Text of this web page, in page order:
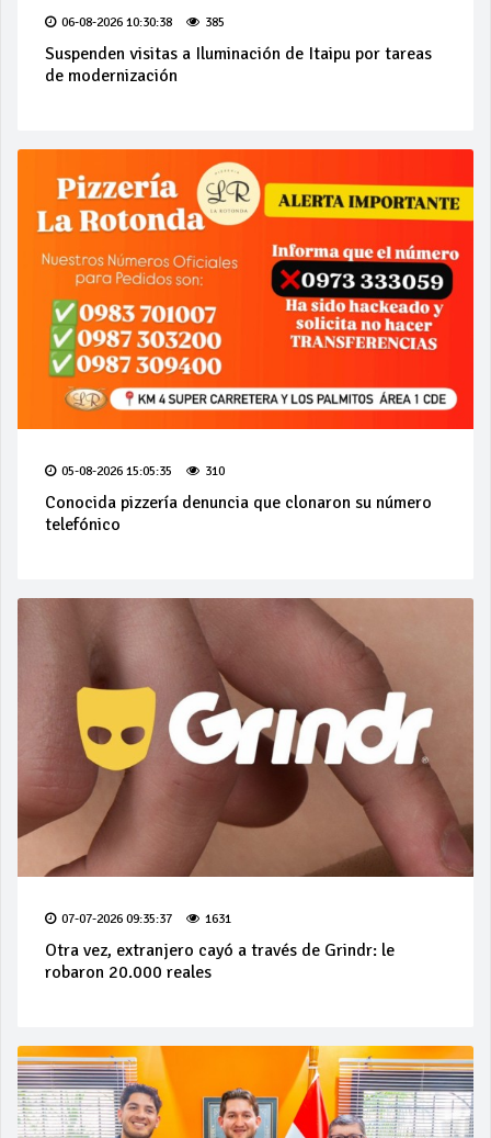
06-08-2026 10:30:38 385
Suspenden visitas a Iluminación de Itaipu por tareas
de modernización
05-08-2026 15:05:35 310
Conocida pizzería denuncia que clonaron su número
telefónico
07-07-2026 09:35:37 1631
Otra vez, extranjero cayó a través de Grindr: le
robaron 20.000 reales